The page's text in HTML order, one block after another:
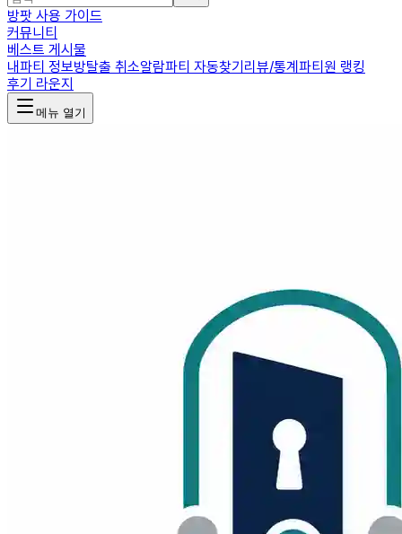
방팟 사용 가이드
커뮤니티
베스트 게시물
내파티 정보방탈출 취소알람파티 자동찾기리뷰/통계파티원 랭킹
후기 라운지
메뉴 열기